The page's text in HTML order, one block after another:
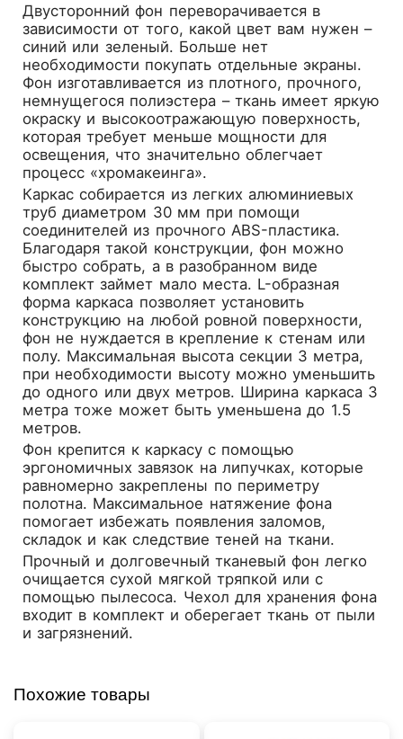
Двусторонний фон переворачивается в
зависимости от того, какой цвет вам нужен –
синий или зеленый. Больше нет
необходимости покупать отдельные экраны.
Фон изготавливается из плотного, прочного,
немнущегося полиэстера – ткань имеет яркую
окраску и высокоотражающую поверхность,
которая требует меньше мощности для
освещения, что значительно облегчает
процесс «хромакеинга».
Каркас собирается из легких алюминиевых
труб диаметром 30 мм при помощи
соединителей из прочного ABS-пластика.
Благодаря такой конструкции, фон можно
быстро собрать, а в разобранном виде
комплект займет мало места. L-образная
форма каркаса позволяет установить
конструкцию на любой ровной поверхности,
фон не нуждается в крепление к стенам или
полу. Максимальная высота секции 3 метра,
при необходимости высоту можно уменьшить
до одного или двух метров. Ширина каркаса 3
метра тоже может быть уменьшена до 1.5
метров.
Фон крепится к каркасу с помощью
эргономичных завязок на липучках, которые
равномерно закреплены по периметру
полотна. Максимальное натяжение фона
помогает избежать появления заломов,
складок и как следствие теней на ткани.
Прочный и долговечный тканевый фон легко
очищается сухой мягкой тряпкой или с
помощью пылесоса. Чехол для хранения фона
входит в комплект и оберегает ткань от пыли
и загрязнений.
Похожие товары